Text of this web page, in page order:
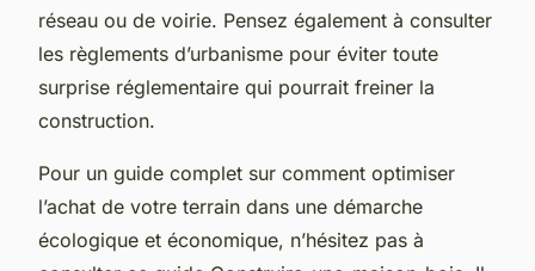
réseau ou de voirie. Pensez également à consulter
les règlements d’urbanisme pour éviter toute
surprise réglementaire qui pourrait freiner la
construction.
Pour un guide complet sur comment optimiser
l’achat de votre terrain dans une démarche
écologique et économique, n’hésitez pas à